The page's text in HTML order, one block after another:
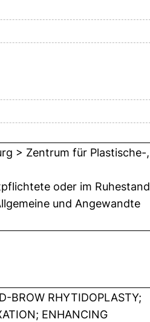
> Zentrum für Plastische-,
oder im Ruhestand
und Angewandte
BROW RHYTIDOPLASTY;
ENHANCING